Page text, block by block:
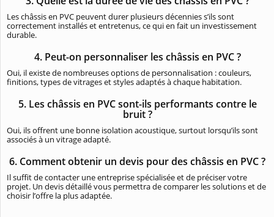
Les châssis en PVC peuvent durer plusieurs décennies s’ils sont
correctement installés et entretenus, ce qui en fait un investissement
durable.
4. Peut-on personnaliser les châssis en PVC ?
Oui, il existe de nombreuses options de personnalisation : couleurs,
finitions, types de vitrages et styles adaptés à chaque habitation.
5. Les châssis en PVC sont-ils performants contre le
bruit ?
Oui, ils offrent une bonne isolation acoustique, surtout lorsqu’ils sont
associés à un vitrage adapté.
6. Comment obtenir un devis pour des châssis en PVC ?
Il suffit de contacter une entreprise spécialisée et de préciser votre
projet. Un devis détaillé vous permettra de comparer les solutions et de
choisir l’offre la plus adaptée.